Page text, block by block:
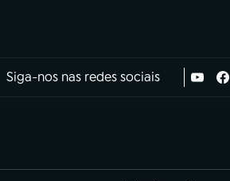
Siga-nos nas redes sociais